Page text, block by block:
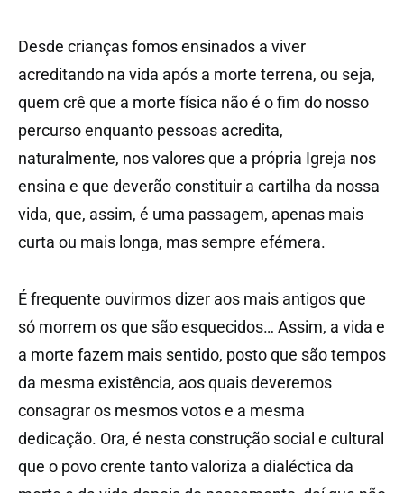
Desde crianças fomos ensinados a viver
acreditando na vida após a morte terrena, ou seja,
quem crê que a morte física não é o fim do nosso
percurso enquanto pessoas acredita,
naturalmente, nos valores que a própria Igreja nos
ensina e que deverão constituir a cartilha da nossa
vida, que, assim, é uma passagem, apenas mais
curta ou mais longa, mas sempre efémera.
É frequente ouvirmos dizer aos mais antigos que
só morrem os que são esquecidos… Assim, a vida e
a morte fazem mais sentido, posto que são tempos
da mesma existência, aos quais deveremos
consagrar os mesmos votos e a mesma
dedicação. Ora, é nesta construção social e cultural
que o povo crente tanto valoriza a dialéctica da